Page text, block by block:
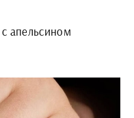
апельсином